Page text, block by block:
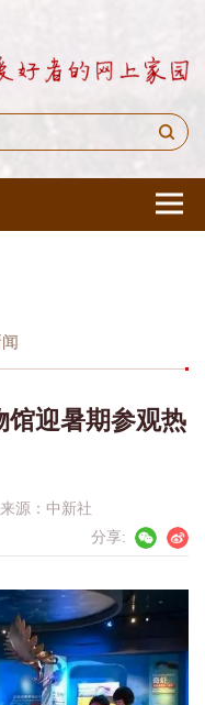
馆迎暑期参观热
来源： 中新社
分享: